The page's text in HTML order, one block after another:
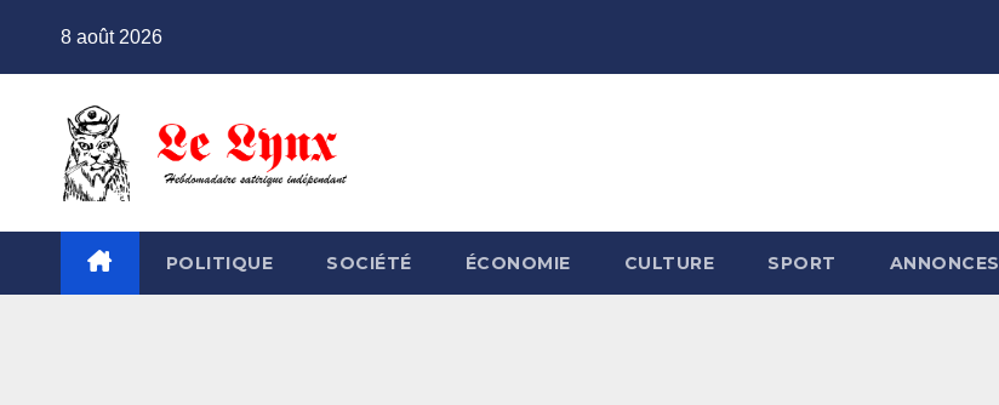
8 août 2026
POLITIQUE SOCIÉTÉ ÉCONOMIE CULTURE SPORT ANNONCES